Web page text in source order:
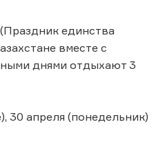
единства
вместе с
днями отдыхают 3
30 апреля (понедельник)